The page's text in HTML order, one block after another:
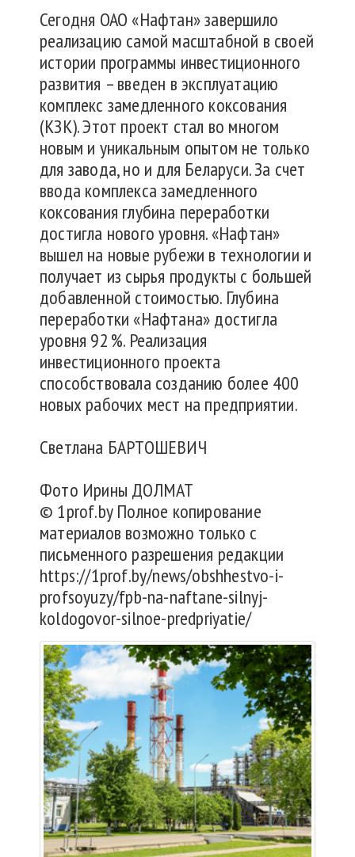
Сегодня ОАО «Нафтан» завершило
реализацию самой масштабной в своей
истории программы инвестиционного
развития – введен в эксплуатацию
комплекс замедленного коксования
(КЗК). Этот проект стал во многом
новым и уникальным опытом не только
для завода, но и для Беларуси. За счет
ввода комплекса замедленного
коксования глубина переработки
достигла нового уровня. «Нафтан»
вышел на новые рубежи в технологии и
получает из сырья продукты с большей
добавленной стоимостью. Глубина
переработки «Нафтана» достигла
уровня 92 %. Реализация
инвестиционного проекта
способствовала созданию более 400
новых рабочих мест на предприятии.
Светлана БАРТОШЕВИЧ
Фото Ирины ДОЛМАТ
© 1prof.by Полное копирование
материалов возможно только с
письменного разрешения редакции
https://1prof.by/news/obshhestvo-i-
profsoyuzy/fpb-na-naftane-silnyj-
koldogovor-silnoe-predpriyatie/